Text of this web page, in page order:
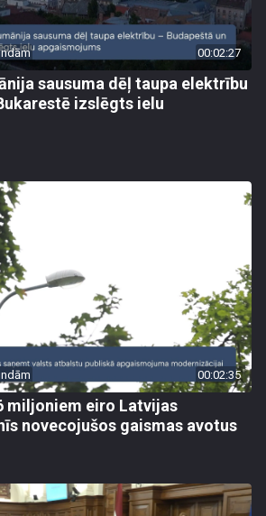
00:02:27
sausuma dēļ taupa elektrību
izslēgts ielu
00:02:35
miljoniem eiro Latvijas
novecojušos gaismas avotus